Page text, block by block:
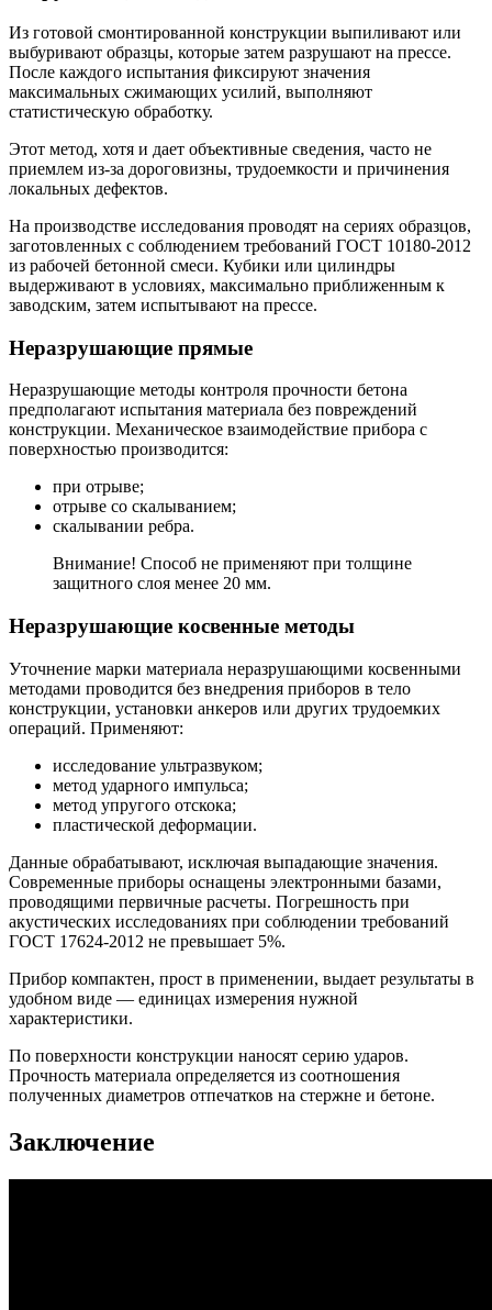
Из готовой смонтированной конструкции выпиливают или
выбуривают образцы, которые затем разрушают на прессе.
После каждого испытания фиксируют значения
максимальных сжимающих усилий, выполняют
статистическую обработку.
Этот метод, хотя и дает объективные сведения, часто не
приемлем из-за дороговизны, трудоемкости и причинения
локальных дефектов.
На производстве исследования проводят на сериях образцов,
заготовленных с соблюдением требований ГОСТ 10180-2012
из рабочей бетонной смеси. Кубики или цилиндры
выдерживают в условиях, максимально приближенным к
заводским, затем испытывают на прессе.
Неразрушающие прямые
Неразрушающие методы контроля прочности бетона
предполагают испытания материала без повреждений
конструкции. Механическое взаимодействие прибора с
поверхностью производится:
при отрыве;
отрыве со скалыванием;
скалывании ребра.
Внимание! Способ не применяют при толщине
защитного слоя менее 20 мм.
Неразрушающие косвенные методы
Уточнение марки материала неразрушающими косвенными
методами проводится без внедрения приборов в тело
конструкции, установки анкеров или других трудоемких
операций. Применяют:
исследование ультразвуком;
метод ударного импульса;
метод упругого отскока;
пластической деформации.
Данные обрабатывают, исключая выпадающие значения.
Современные приборы оснащены электронными базами,
проводящими первичные расчеты. Погрешность при
акустических исследованиях при соблюдении требований
ГОСТ 17624-2012 не превышает 5%.
Прибор компактен, прост в применении, выдает результаты в
удобном виде — единицах измерения нужной
характеристики.
По поверхности конструкции наносят серию ударов.
Прочность материала определяется из соотношения
полученных диаметров отпечатков на стержне и бетоне.
Заключение